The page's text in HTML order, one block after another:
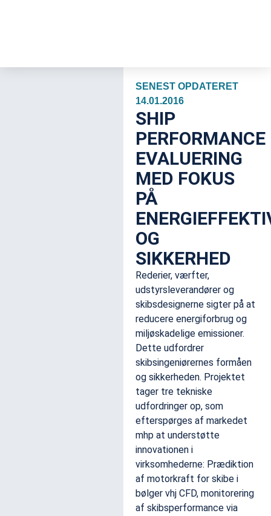
SENEST OPDATERET
14.01.2016
SHIP
PERFORMANCE
EVALUERING
MED FOKUS
PÅ
OG
SIKKERHED
Rederier, værfter,
udstyrsleverandører og
skibsdesignerne sigter på at
reducere energiforbrug og
miljøskadelige emissioner.
Dette udfordrer
skibsingeniørernes formåen
og sikkerheden. Projektet
tager tre tekniske
udfordringer op, som
efterspørges af markedet
mhp at understøtte
innovationen i
virksomhederne: Prædiktion
af motorkraft for skibe i
bølger vhj CFD, monitorering
af skibsperformance via